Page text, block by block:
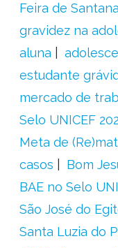
Feira de Santana
gravidez na
aluna
estudante
mercado de
Selo UNICEF
Meta de
casos
Bom
BAE no Selo
São José do
Santa Luzia do